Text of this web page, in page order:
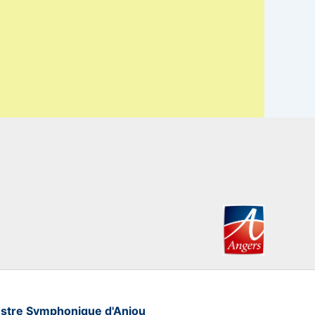
Symphonique d'Anjou